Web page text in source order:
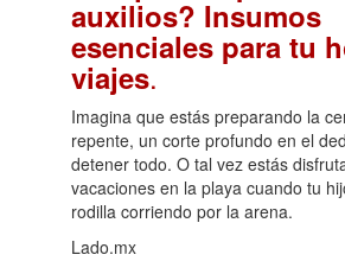
auxilios? Insumos
esenciales para tu
viajes.
Imagina que estás preparando la
repente, un corte profundo en el
detener todo. O tal vez estás
vacaciones en la playa cuando tu
rodilla corriendo por la arena.
Lado.mx